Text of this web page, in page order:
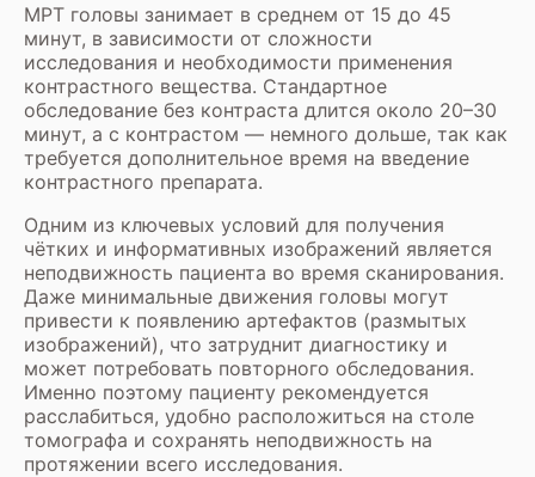
МРТ головы занимает в среднем от 15 до 45
минут, в зависимости от сложности
исследования и необходимости применения
контрастного вещества. Стандартное
обследование без контраста длится около 20–30
минут, а с контрастом — немного дольше, так как
требуется дополнительное время на введение
контрастного препарата.
Одним из ключевых условий для получения
чётких и информативных изображений является
неподвижность пациента во время сканирования.
Даже минимальные движения головы могут
привести к появлению артефактов (размытых
изображений), что затруднит диагностику и
может потребовать повторного обследования.
Именно поэтому пациенту рекомендуется
расслабиться, удобно расположиться на столе
томографа и сохранять неподвижность на
протяжении всего исследования.